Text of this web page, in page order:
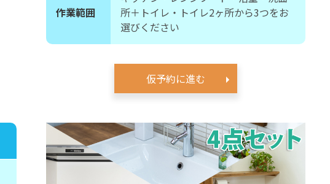
作業範囲
所＋トイレ・トイレ2ヶ所から3つをお
選びください
仮予約に進む